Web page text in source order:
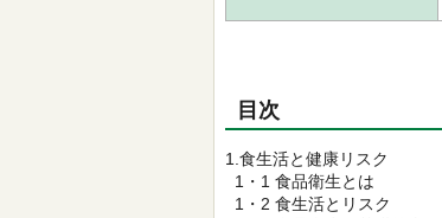
目次
1.食生活と健康リスク
1・1 食品衛生とは
1・2 食生活とリスク